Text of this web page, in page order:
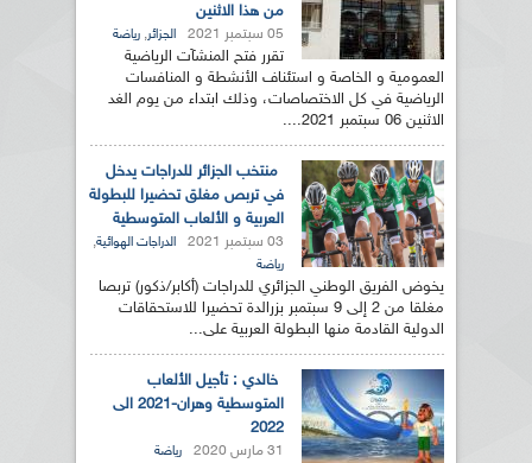
من هذا الاثنين
05 سبتمبر 2021 الجزائر, رياضة
تقرر فتح المنشآت الرياضية
العمومية و الخاصة و استئناف الأنشطة و المنافسات
الرياضية في كل الاختصاصات، وذلك ابتداء من يوم الغد
الاثنين 06 سبتمبر 2021....
منتخب الجزائر للدراجات يدخل
في تربص مغلق تحضيرا للبطولة
العربية و الألعاب المتوسطية
03 سبتمبر 2021 الدراجات الهوائية,
رياضة
يخوض الفريق الوطني الجزائري للدراجات (أكابر/ذكور) تربصا
مغلقا من 2 إلى 9 سبتمبر بزرالدة تحضيرا للاستحقاقات
الدولية القادمة منها البطولة العربية على...
خالدي : تأجيل الألعاب
المتوسطية وهران-2021 الى
2022
31 مارس 2020 رياضة